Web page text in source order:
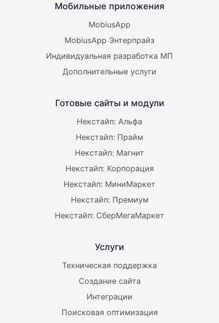
Мобильные приложения
MobiusApp
MobiusApp Энтерпрайз
Индивидуальная разработка МП
Дополнительные услуги
Готовые сайты и модули
Некстайп: Альфа
Некстайп: Прайм
Некстайп: Магнит
Некстайп: Корпорация
Некстайп: МиниМаркет
Некстайп: Премиум
Некстайп: СберМегаМаркет
Услуги
Техническая поддержка
Создание сайта
Интеграции
Поисковая оптимизация